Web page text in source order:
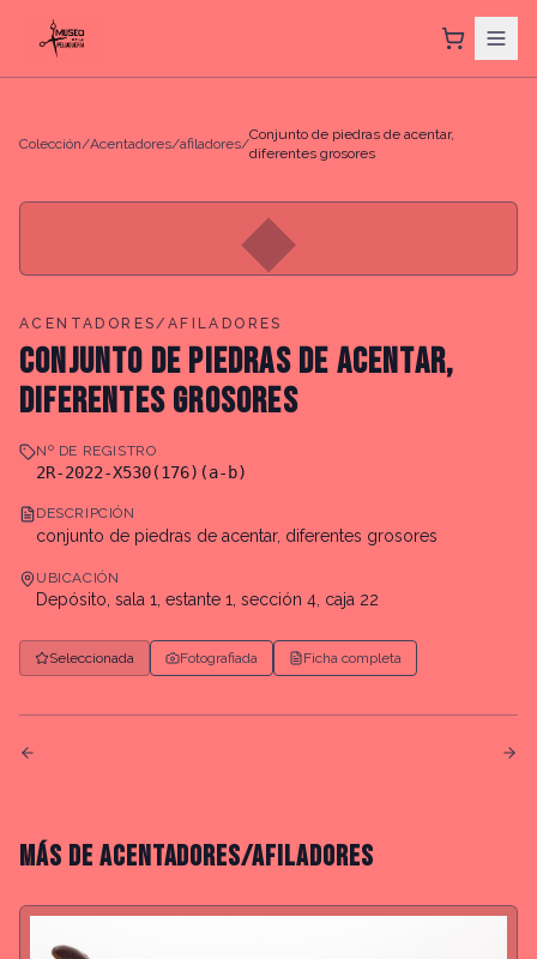
Colección/Acentadores/afiladores/
Conjunto de piedras de acentar,
diferentes grosores
◆
ACENTADORES/AFILADORES
CONJUNTO DE PIEDRAS DE ACENTAR,
DIFERENTES GROSORES
Nº DE REGISTRO
2R-2022-X530(176)(a-b)
DESCRIPCIÓN
conjunto de piedras de acentar, diferentes grosores
UBICACIÓN
Depósito, sala 1, estante 1, sección 4, caja 22
Seleccionada Fotografiada Ficha completa
MÁS DE ACENTADORES/AFILADORES